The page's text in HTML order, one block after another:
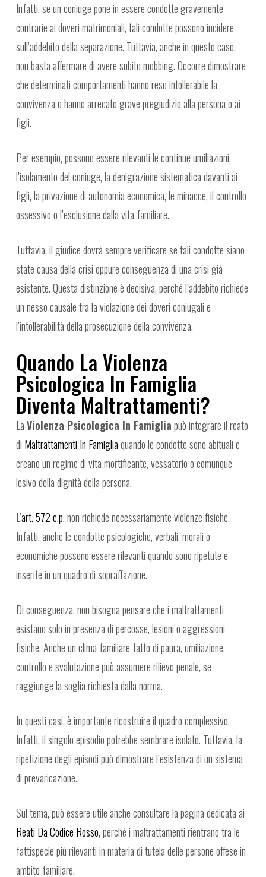
Infatti, se un coniuge pone in essere condotte gravemente
contrarie ai doveri matrimoniali, tali condotte possono incidere
sull’addebito della separazione. Tuttavia, anche in questo caso,
non basta affermare di avere subito mobbing. Occorre dimostrare
che determinati comportamenti hanno reso intollerabile la
convivenza o hanno arrecato grave pregiudizio alla persona o ai
figli.
Per esempio, possono essere rilevanti le continue umiliazioni,
l’isolamento del coniuge, la denigrazione sistematica davanti ai
figli, la privazione di autonomia economica, le minacce, il controllo
ossessivo o l’esclusione dalla vita familiare.
Tuttavia, il giudice dovrà sempre verificare se tali condotte siano
state causa della crisi oppure conseguenza di una crisi già
esistente. Questa distinzione è decisiva, perché l’addebito richiede
un nesso causale tra la violazione dei doveri coniugali e
l’intollerabilità della prosecuzione della convivenza.
Quando La Violenza
Psicologica In Famiglia
Diventa Maltrattamenti?
LaViolenza Psicologica In Famigliapuò integrare il reato
di Maltrattamenti In Famigliaquando le condotte sono abituali e
creano un regime di vita mortificante, vessatorio o comunque
lesivo della dignità della persona.
L’art. 572 c.p.non richiede necessariamente violenze fisiche.
Infatti, anche le condotte psicologiche, verbali, morali o
economiche possono essere rilevanti quando sono ripetute e
inserite in un quadro di sopraffazione.
Di conseguenza, non bisogna pensare che i maltrattamenti
esistano solo in presenza di percosse, lesioni o aggressioni
fisiche. Anche un clima familiare fatto di paura, umiliazione,
controllo e svalutazione può assumere rilievo penale, se
raggiunge la soglia richiesta dalla norma.
In questi casi, è importante ricostruire il quadro complessivo.
Infatti, il singolo episodio potrebbe sembrare isolato. Tuttavia, la
ripetizione degli episodi può dimostrare l’esistenza di un sistema
di prevaricazione.
Sul tema, può essere utile anche consultare la pagina dedicata ai
Reati Da Codice Rosso, perché i maltrattamenti rientrano tra le
fattispecie più rilevanti in materia di tutela delle persone offese in
ambito familiare.